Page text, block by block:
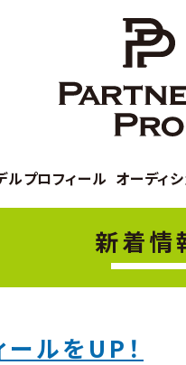
ルプロフィール オーディ
新着情
ルをUP！